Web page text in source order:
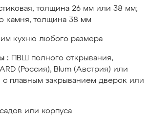
толщина 26 мм или 38 мм;
камня, толщина 38 мм
кухню любого размера
:
ПВШ полного открывания,
(Россия), Blum (Австрия) или
с плавным закрыванием дверок или
или корпуса